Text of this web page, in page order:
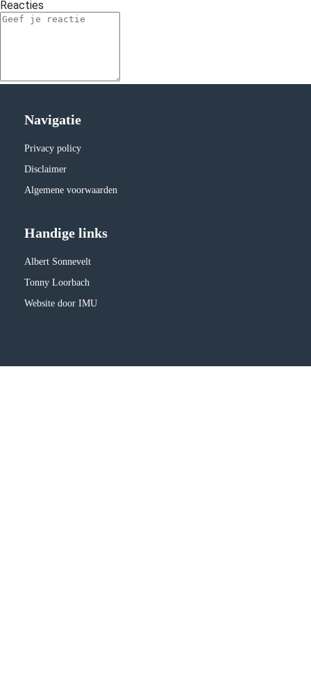
Reacties
Navigatie
Privacy policy
Disclaimer
Algemene voorwaarden
Handige links
Albert Sonnevelt
Tonny Loorbach
Website door IMU